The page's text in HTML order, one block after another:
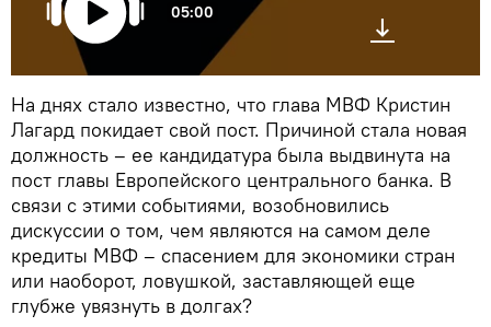
05:00
На днях стало известно, что глава МВФ Кристин
Лагард покидает свой пост. Причиной стала новая
должность – ее кандидатура была выдвинута на
пост главы Европейского центрального банка. В
связи с этими событиями, возобновились
дискуссии о том, чем являются на самом деле
кредиты МВФ – спасением для экономики стран
или наоборот, ловушкой, заставляющей еще
глубже увязнуть в долгах?